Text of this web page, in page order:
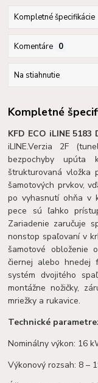
Kompletné špecifikácie
Komentáre 0
Na stiahnutie
Kompletné
KFD ECO iLINE 5183
iLINE.Verzia 2F
bezpochyby upúta
štrukturovaná vložka
šamotových prvkov,
po vyhasnutí ohňa v
pece sú ľahko
Zariadenie zaručuje
nonstop spaľovaní v
šamotové obloženie
čiernej alebo hnedej
systém dvojitého
montážne nožičky,
mriežky a rukavice.
Technické parametre:
Nominálny výkon: 16
Výkonový rozsah: 8 –